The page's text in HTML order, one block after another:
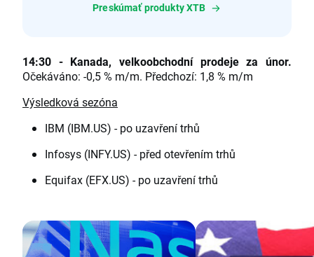
Preskúmať produkty XTB
14:30 - Kanada, velkoobchodní prodeje za únor.
Očekáváno: -0,5 % m/m. Předchozí: 1,8 % m/m
Výsledková sezóna
IBM (IBM.US) - po uzavření trhů
Infosys (INFY.US) - před otevřením trhů
Equifax (EFX.US) - po uzavření trhů